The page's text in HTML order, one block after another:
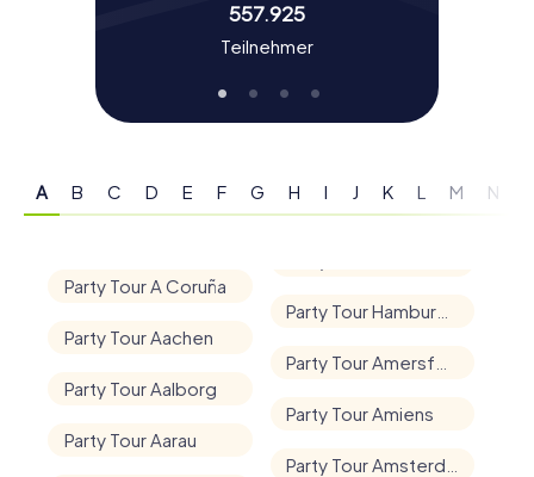
557.925
Teilnehmer
A B C D E F G H I J K L M N
Party Tour A Coruña
Party Tour Aachen
Party Tour Aalborg
Party Tour Aarau
Party Tour Hamburg - Altstadt
Party Tour Amersfoort
Party Tour Amiens
Party Tour Amsterdam